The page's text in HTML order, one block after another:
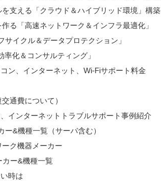
支える「クラウド＆ハイブリッド環境」構築
る「高速ネットワーク＆インフラ最適化」
サイクル＆データプロテクション」
化＆コンサルティング」
ン、インターネット、Wi-Fiサポート料金
通費について）
インターネットトラブルサポート事例紹介
ー&機種一覧（サーバ含む）
ク機器メーカー
ー&機種一覧
時は